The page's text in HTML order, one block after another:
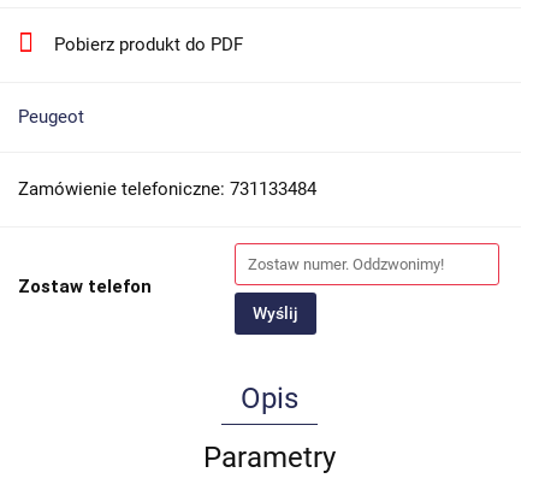
Pobierz produkt do PDF
Peugeot
Zamówienie telefoniczne: 731133484
Zostaw telefon
Wyślij
Opis
Parametry